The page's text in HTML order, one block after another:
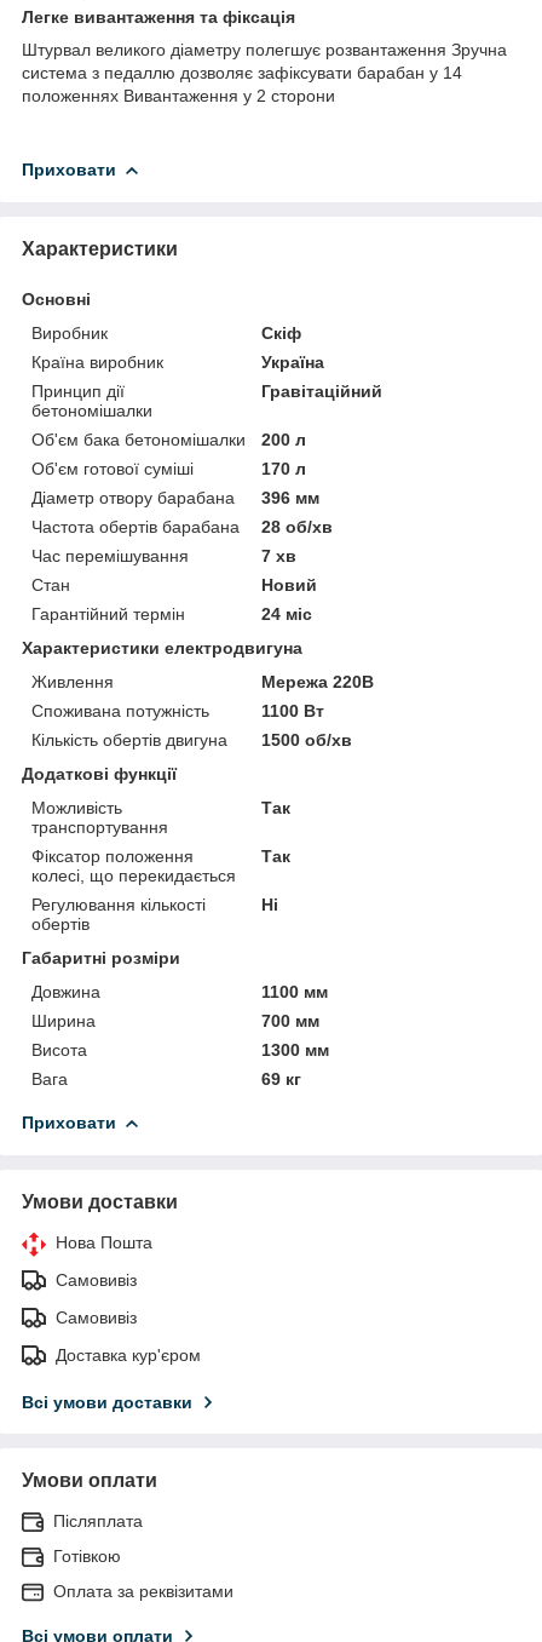
Легке вивантаження та фіксація
Штурвал великого діаметру полегшує розвантаження Зручна
система з педаллю дозволяє зафіксувати барабан у 14
положеннях Вивантаження у 2 сторони
Приховати
Характеристики
Основні
Виробник
Скіф
Країна виробник
Україна
Принцип дії
бетономішалки
Гравітаційний
Об'єм бака бетономішалки
200 л
Об'єм готової суміші
170 л
Діаметр отвору барабана
396 мм
Частота обертів барабана
28 об/хв
Час перемішування
7 хв
Стан
Новий
Гарантійний термін
24 міс
Характеристики електродвигуна
Живлення
Мережа 220В
Споживана потужність
1100 Вт
Кількість обертів двигуна
1500 об/хв
Додаткові функції
Можливість
транспортування
Так
Фіксатор положення
колесі, що перекидається
Так
Регулювання кількості
обертів
Ні
Габаритні розміри
Довжина
1100 мм
Ширина
700 мм
Висота
1300 мм
Вага
69 кг
Приховати
Умови доставки
Нова Пошта
Самовивіз
Самовивіз
Доставка кур'єром
Всі умови доставки
Умови оплати
Післяплата
Готівкою
Оплата за реквізитами
Всі умови оплати